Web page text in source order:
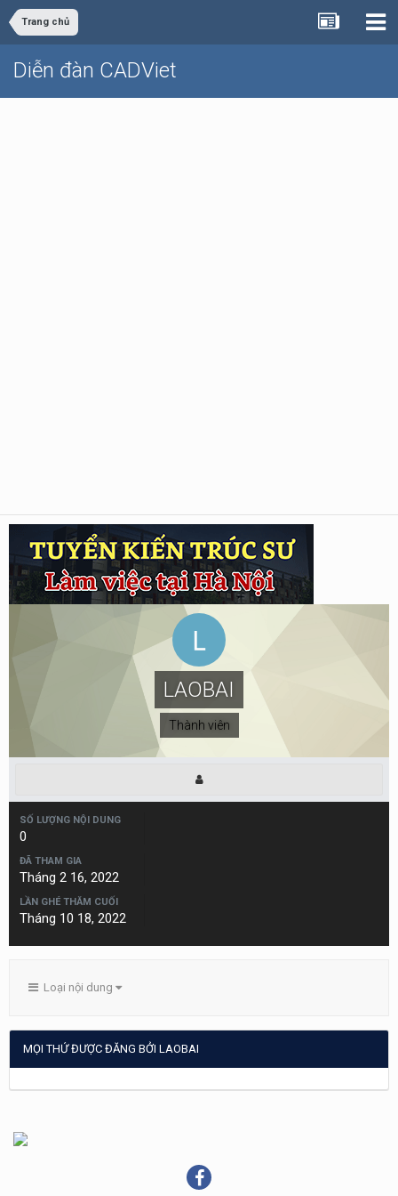
Trang chủ
Diễn đàn CADViet
LAOBAI
Thành viên
SỐ LƯỢNG NỘI DUNG
0
ĐÃ THAM GIA
Tháng 2 16, 2022
LẦN GHÉ THĂM CUỐI
Tháng 10 18, 2022
Loại nội dung
MỌI THỨ ĐƯỢC ĐĂNG BỞI LAOBAI